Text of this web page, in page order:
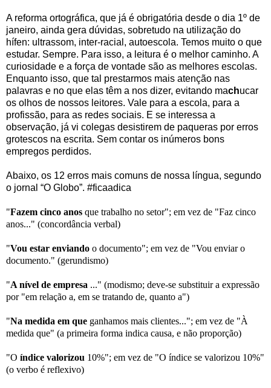
A reforma ortográfica, que já é obrigatória desde o dia 1º de
janeiro, ainda gera dúvidas, sobretudo na utilização do
hífen: ultrassom, inter-racial, autoescola. Temos muito o que
estudar. Sempre. Para isso, a leitura é o melhor caminho. A
curiosidade e a força de vontade são as melhores escolas.
Enquanto isso, que tal prestarmos mais atenção nas
palavras e no que elas têm a nos dizer, evitando machucar
os olhos de nossos leitores. Vale para a escola, para a
profissão, para as redes sociais. E se interessa a
observação, já vi colegas desistirem de paqueras por erros
grotescos na escrita. Sem contar os inúmeros bons
empregos perdidos.
Abaixo, os 12 erros mais comuns de nossa língua, segundo
o jornal “O Globo”. #ficaadica
"Fazem cinco anos que trabalho no setor"; em vez de "Faz cinco
anos..." (concordância verbal)
"Vou estar enviando o documento"; em vez de "Vou enviar o
documento." (gerundismo)
"A nível de empresa ..." (modismo; deve-se substituir a expressão
por "em relação a, em se tratando de, quanto a")
"Na medida em que ganhamos mais clientes..."; em vez de "À
medida que" (a primeira forma indica causa, e não proporção)
"O índice valorizou 10%"; em vez de "O índice se valorizou 10%"
(o verbo é reflexivo)